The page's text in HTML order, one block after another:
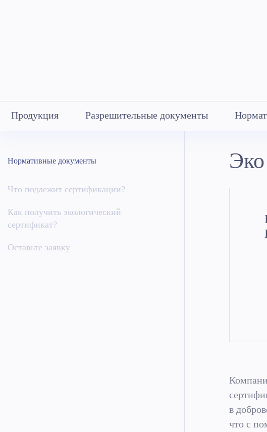
Продукция Разрешительные документы
Нормативные документы
Что подлежит сертификации?
Как получить экологический
сертификат?
Оставьте заявку
в
что с